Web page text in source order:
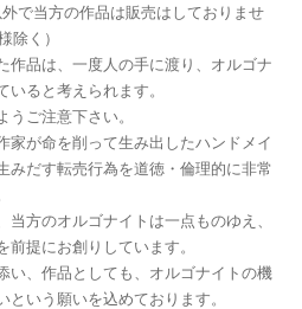
で当方の作品は販売はしておりませ
除く）
作品は、一度人の手に渡り、オルゴナ
ると考えられます。
うご注意下さい。
家が命を削って生み出したハンドメイ
みだす転売行為を道徳・倫理的に非常
方のオルゴナイトは一点ものゆえ、
提にお創りしています。
い、作品としても、オルゴナイトの機
いう願いを込めております。